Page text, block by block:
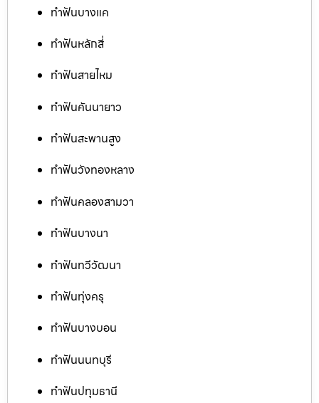
ทำฟันบางแค
ทำฟันหลักสี่
ทำฟันสายไหม
ทำฟันคันนายาว
ทำฟันสะพานสูง
ทำฟันวังทองหลาง
ทำฟันคลองสามวา
ทำฟันบางนา
ทำฟันทวีวัฒนา
ทำฟันทุ่งครุ
ทำฟันบางบอน
ทำฟันนนทบุรี
ทำฟันปทุมธานี